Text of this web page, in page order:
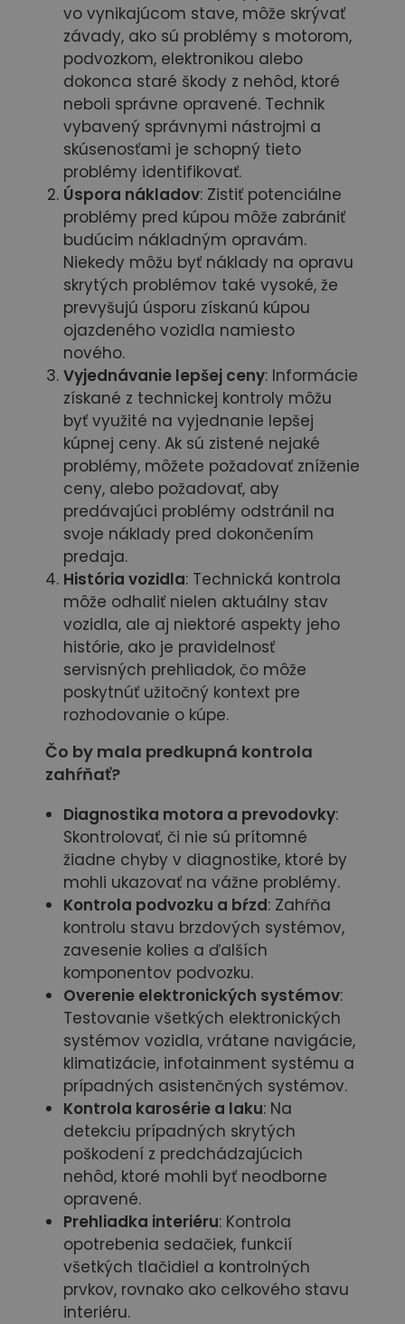
vo vynikajúcom stave, môže skrývať
závady, ako sú problémy s motorom,
podvozkom, elektronikou alebo
dokonca staré škody z nehôd, ktoré
neboli správne opravené. Technik
vybavený správnymi nástrojmi a
skúsenosťami je schopný tieto
problémy identifikovať.
Úspora nákladov: Zistiť potenciálne
problémy pred kúpou môže zabrániť
budúcim nákladným opravám.
Niekedy môžu byť náklady na opravu
skrytých problémov také vysoké, že
prevyšujú úsporu získanú kúpou
ojazdeného vozidla namiesto
nového.
Vyjednávanie lepšej ceny: Informácie
získané z technickej kontroly môžu
byť využité na vyjednanie lepšej
kúpnej ceny. Ak sú zistené nejaké
problémy, môžete požadovať zníženie
ceny, alebo požadovať, aby
predávajúci problémy odstránil na
svoje náklady pred dokončením
predaja.
História vozidla: Technická kontrola
môže odhaliť nielen aktuálny stav
vozidla, ale aj niektoré aspekty jeho
histórie, ako je pravidelnosť
servisných prehliadok, čo môže
poskytnúť užitočný kontext pre
rozhodovanie o kúpe.
Čo by mala predkupná kontrola
zahŕňať?
Diagnostika motora a prevodovky:
Skontrolovať, či nie sú prítomné
žiadne chyby v diagnostike, ktoré by
mohli ukazovať na vážne problémy.
Kontrola podvozku a bŕzd: Zahŕňa
kontrolu stavu brzdových systémov,
zavesenie kolies a ďalších
komponentov podvozku.
Overenie elektronických systémov:
Testovanie všetkých elektronických
systémov vozidla, vrátane navigácie,
klimatizácie, infotainment systému a
prípadných asistenčných systémov.
Kontrola karosérie a laku: Na
detekciu prípadných skrytých
poškodení z predchádzajúcich
nehôd, ktoré mohli byť neodborne
opravené.
Prehliadka interiéru: Kontrola
opotrebenia sedačiek, funkcií
všetkých tlačidiel a kontrolných
prvkov, rovnako ako celkového stavu
interiéru.